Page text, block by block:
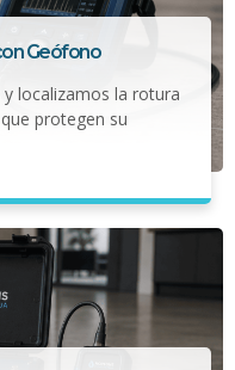
Geófono
localizamos la rotura
protegen su